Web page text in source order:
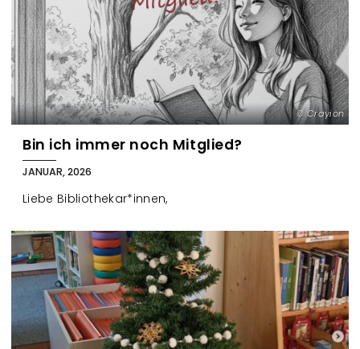
Crayion
Bin ich immer noch Mitglied?
JANUAR, 2026
Liebe Bibliothekar*innen,